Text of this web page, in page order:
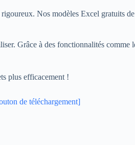
Nos modèles Excel gratuits
Grâce à des fonctionnalités comme
plus efficacement !
de téléchargement]